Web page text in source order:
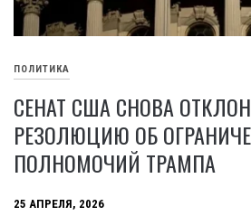
ПОЛИТИКА
СЕНАТ США СНОВА
РЕЗОЛЮЦИЮ ОБ
ПОЛНОМОЧИЙ ТРАМПА
25 АПРЕЛЯ, 2026